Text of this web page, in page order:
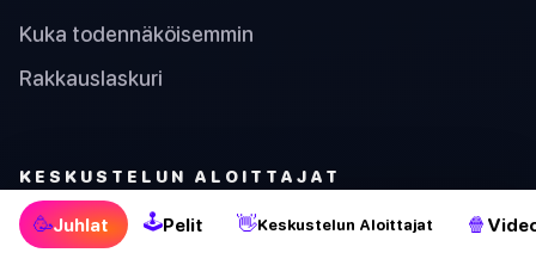
🥳Juhlat 🕹Pelit 👋Keskustelun Aloittajat 🍿
Kuka todennäköisemmin
Rakkauslaskuri
KESKUSTELUN ALOITTAJAT
Kuinka hyvin tunnet minut? Kysymyspeli